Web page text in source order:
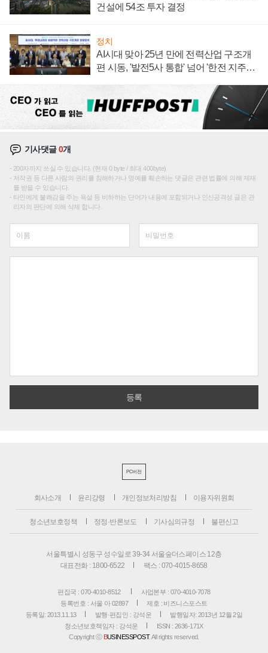
건설에 54조 투자 결정
정치
AI시대 맞아 25년 만에 전력산업 구조개
편 시동, '발전5사 통합' 넘어 '한전 지주사'
기사댓글0개
200자까지 쓰실 수 있습니다. (현재 0 byte / 최대 400byte)
저작권 등 다른 사람의 권리를 침해하거나 명예를 훼손하는 댓글은 관련 법률에 의해 제재
를 받을 수 있습니다.
타인에게 불쾌감을 주는 욕설 등 비하하는 단어가 내용에 포함되거나 인신공격성 글은 관
리자의 판단에 의해 삭제 합니다.
PC버전
회사소개 윤리강령 개인정보처리방침 이용자위원회
청소년보호정책 정정·반론보도 기사심의규정 불편신고
서울특별시 성동구 성수일로 39-34 서울숲더스페이스 12층
대표전화 : 1800-6522
팩스 : 070-4015-8658
편집국 : 070-4010-8512
사업본부 : 070-4010-7078
등록번호 : 서울 아 02897
제호 : 비즈니스포스트
등록일: 2013.11.13
발행·편집인 : 강석운
발행일자: 2013년 12월 2일
청소년보호책임자 : 강석운
ISSN : 2636-171X
Copyright ⓒ BUSINESSPOST. All rights reserved.